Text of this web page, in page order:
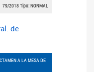
79/2018 Tipo: NORMAL
de
A LA MESA DE